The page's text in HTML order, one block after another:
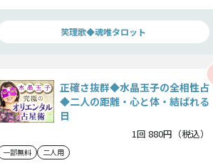
笑理歌◆魂唯タロット
正確さ抜群◆水晶玉子の全相性占
◆二人の距離・心と体・結ばれる
日
1回 880円（税込）
一部無料 二人用